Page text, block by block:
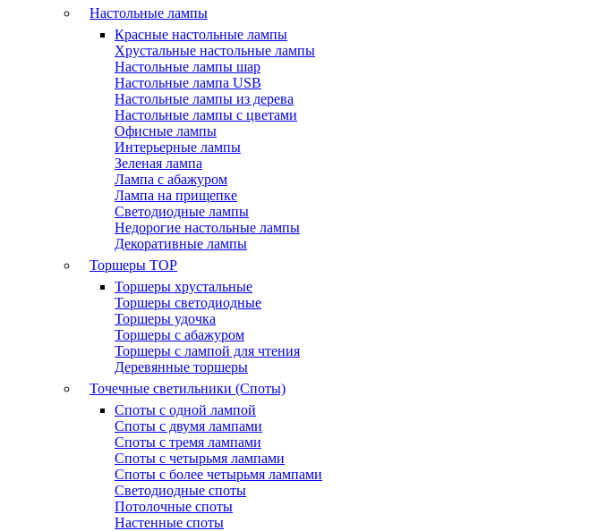
Настольные лампы
Красные настольные лампы
Хрустальные настольные лампы
Настольные лампы шар
Настольные лампа USB
Настольные лампы из дерева
Настольные лампы с цветами
Офисные лампы
Интерьерные лампы
Зеленая лампа
Лампа с абажуром
Лампа на прищепке
Светодиодные лампы
Недорогие настольные лампы
Декоративные лампы
Торшеры TOP
Торшеры хрустальные
Торшеры светодиодные
Торшеры удочка
Торшеры с абажуром
Торшеры с лампой для чтения
Деревянные торшеры
Точечные светильники (Споты)
Споты с одной лампой
Споты с двумя лампами
Споты с тремя лампами
Споты с четырьмя лампами
Споты с более четырьмя лампами
Светодиодные споты
Потолочные споты
Настенные споты